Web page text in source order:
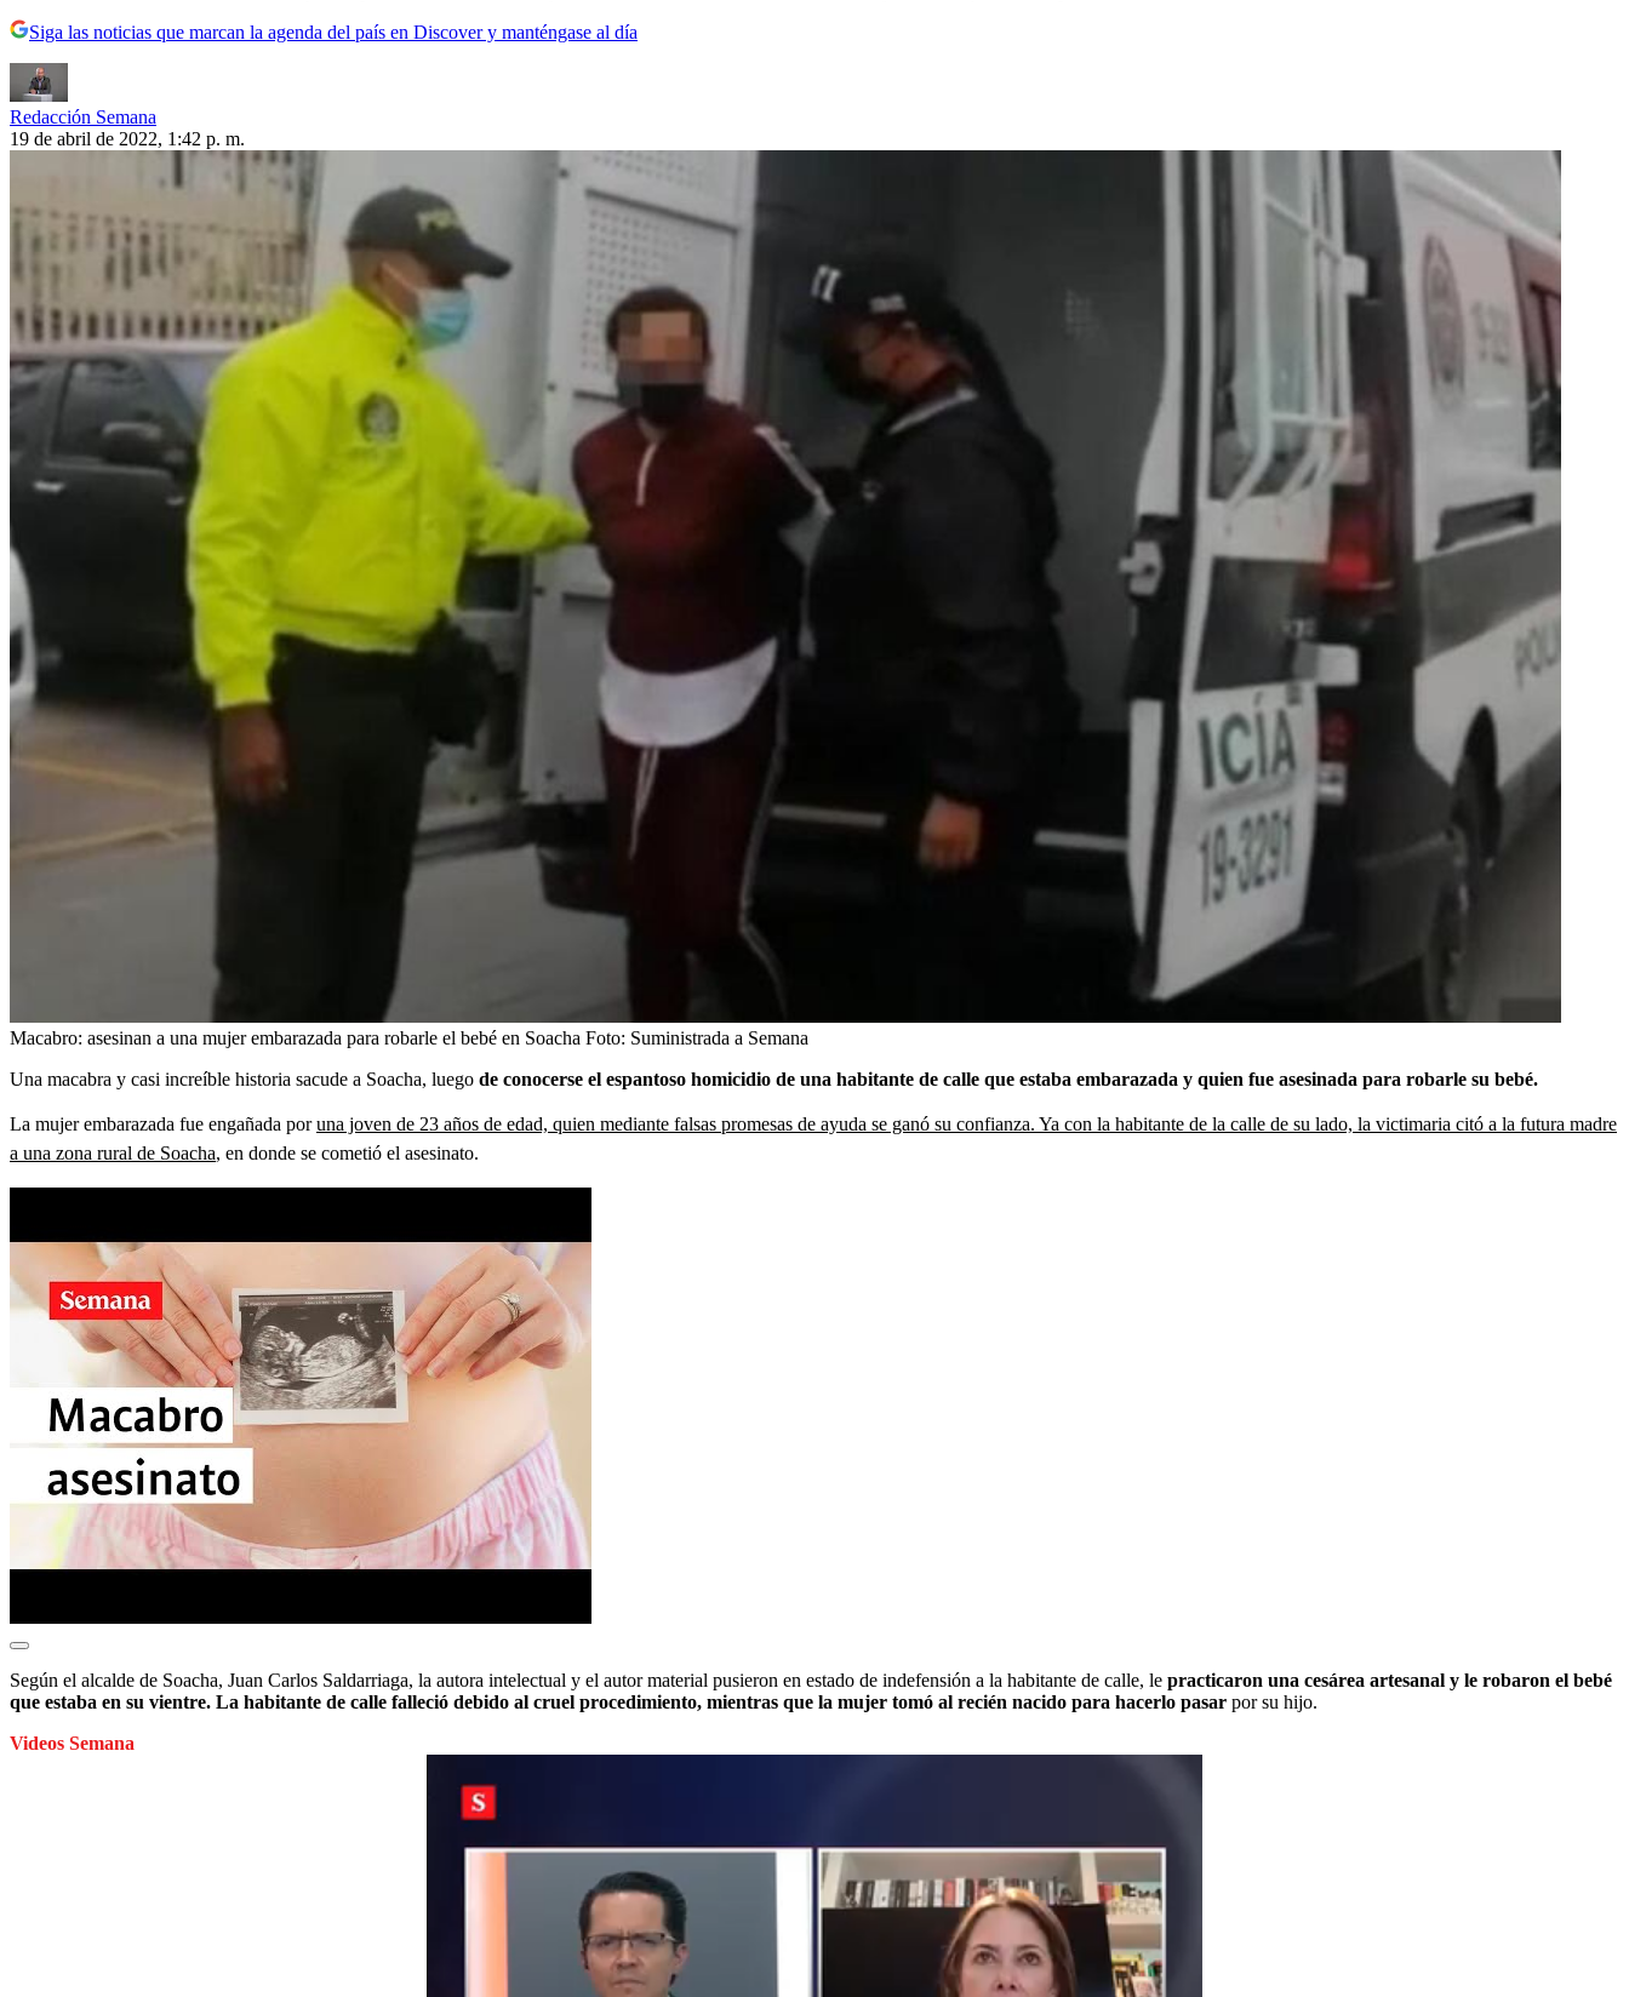
Siga las noticias que marcan la agenda del país en Discover y manténgase al día
Redacción Semana
19 de abril de 2022, 1:42 p. m.
Macabro: asesinan a una mujer embarazada para robarle el bebé en Soacha Foto: Suministrada a Semana
Una macabra y casi increíble historia sacude a Soacha, luego de conocerse el espantoso homicidio de una habitante de calle que estaba embarazada y quien fue asesinada para robarle su bebé.
La mujer embarazada fue engañada poruna joven de 23 años de edad, quien mediante falsas promesas de ayuda se ganó su confianza. Ya con la habitante de la calle de su lado, la victimaria citó a la futura madre
a una zona rural de Soacha, en donde se cometió el asesinato.
Según el alcalde de Soacha, Juan Carlos Saldarriaga, la autora intelectual y el autor material pusieron en estado de indefensión a la habitante de calle, le practicaron una cesárea artesanal y le robaron el bebé
que estaba en su vientre. La habitante de calle falleció debido al cruel procedimiento, mientras que la mujer tomó al recién nacido para hacerlo pasar por su hijo.
Videos Semana